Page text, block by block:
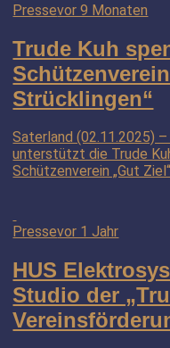
Pressevor 9 Monaten
Trude Kuh
Strücklingen“
Saterland (02.11.2025)
unterstützt die Trude
Schützenverein „Gut
Pressevor 1 Jahr
HUS
Studio der